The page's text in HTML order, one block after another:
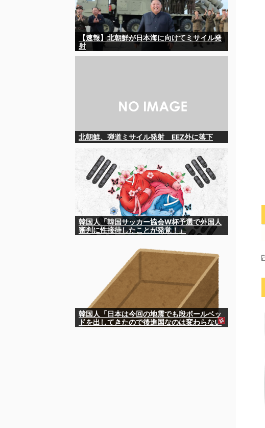
【速報】北朝鮮が日本海に向けてミサイル発
射
北朝鮮、弾道ミサイル発射 EEZ外に落下
韓国人「韓国サッカー協会W杯予選で外国人
審判に性接待したことが発覚！」
韓国人「日本は今回の地震でも段ボールベッ
ドを出してきたので後進国なのは変わらない